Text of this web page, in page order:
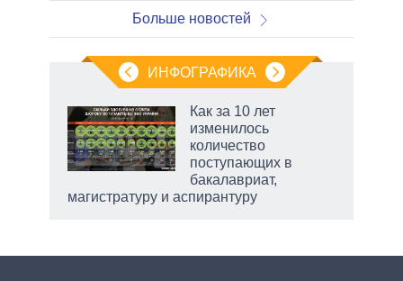
Больше новостей
ИНФОГРАФИКА
Как за 10 лет
изменилось
количество
поступающих в
бакалавриат,
магистратуру и аспирантуру